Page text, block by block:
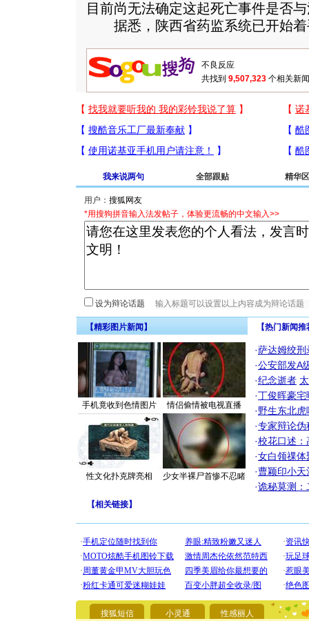
目前尚无法确定这起死亡事件是否
据悉，陕西省药监系统已开始着
共找到 9,507,323 个相关新
我来说两句 全部跟贴 精华区
用户：
*用搜狗拼音输入法发帖子，体验更流畅的中文输入>>
设为辩论话题
【精彩图片新闻】
手机竟收到色情图片 情侣偷情被电视直播
性文化扑克牌亮相 少女半裸尸首惨不忍睹
【热门新闻
·萨达姆绞刑
·公安部发A
·纪念逝者
·丁俊晖豪
·野生东北
·专家辩论伪
·校花口述：
·女白领祼体
·曹颖印小天
·诡秘莫测：
【相关链接】
搜狐短信 小灵通 性感丽人
[圣诞节]
你太多
要平安
[圣诞节]
能正大光
都要快乐